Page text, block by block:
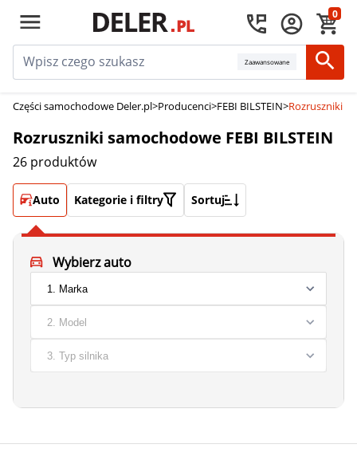
0
Zaawansowane
Części samochodowe Deler.pl>Producenci>FEBI BILSTEIN>Rozruszniki
Rozruszniki samochodowe FEBI BILSTEIN
26 produktów
Auto Kategorie i filtry Sortuj
Wybierz auto